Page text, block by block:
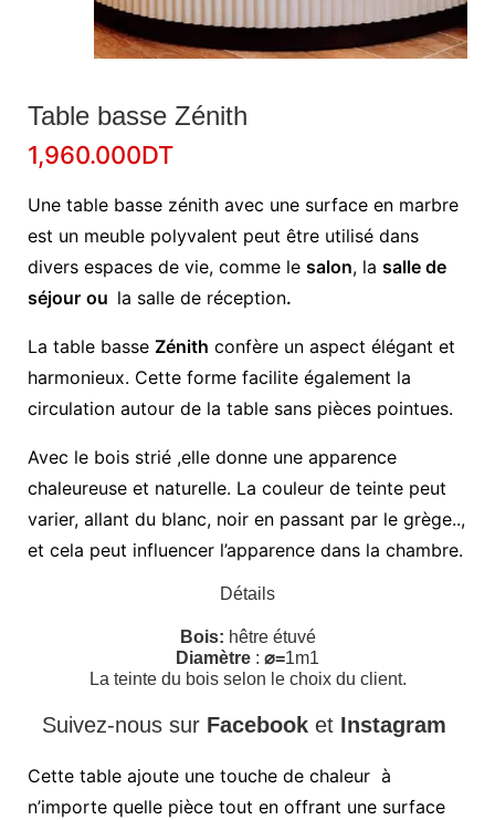
Table basse Zénith
1,960.000DT
Une table basse zénith avec une surface en marbre
est un meuble polyvalent peut être utilisé dans
divers espaces de vie, comme le salon, la salle de
séjour ou la salle de réception.
La table basse Zénith confère un aspect élégant et
harmonieux. Cette forme facilite également la
circulation autour de la table sans pièces pointues.
Avec le bois strié ,elle donne une apparence
chaleureuse et naturelle. La couleur de teinte peut
varier, allant du blanc, noir en passant par le grège..,
et cela peut influencer l’apparence dans la chambre.
Détails
Bois: hêtre étuvé
Diamètre : ⌀=1m1
La teinte du bois selon le choix du client.
Suivez-nous sur Facebook et Instagram
Cette table ajoute une touche de chaleur à
n’importe quelle pièce tout en offrant une surface